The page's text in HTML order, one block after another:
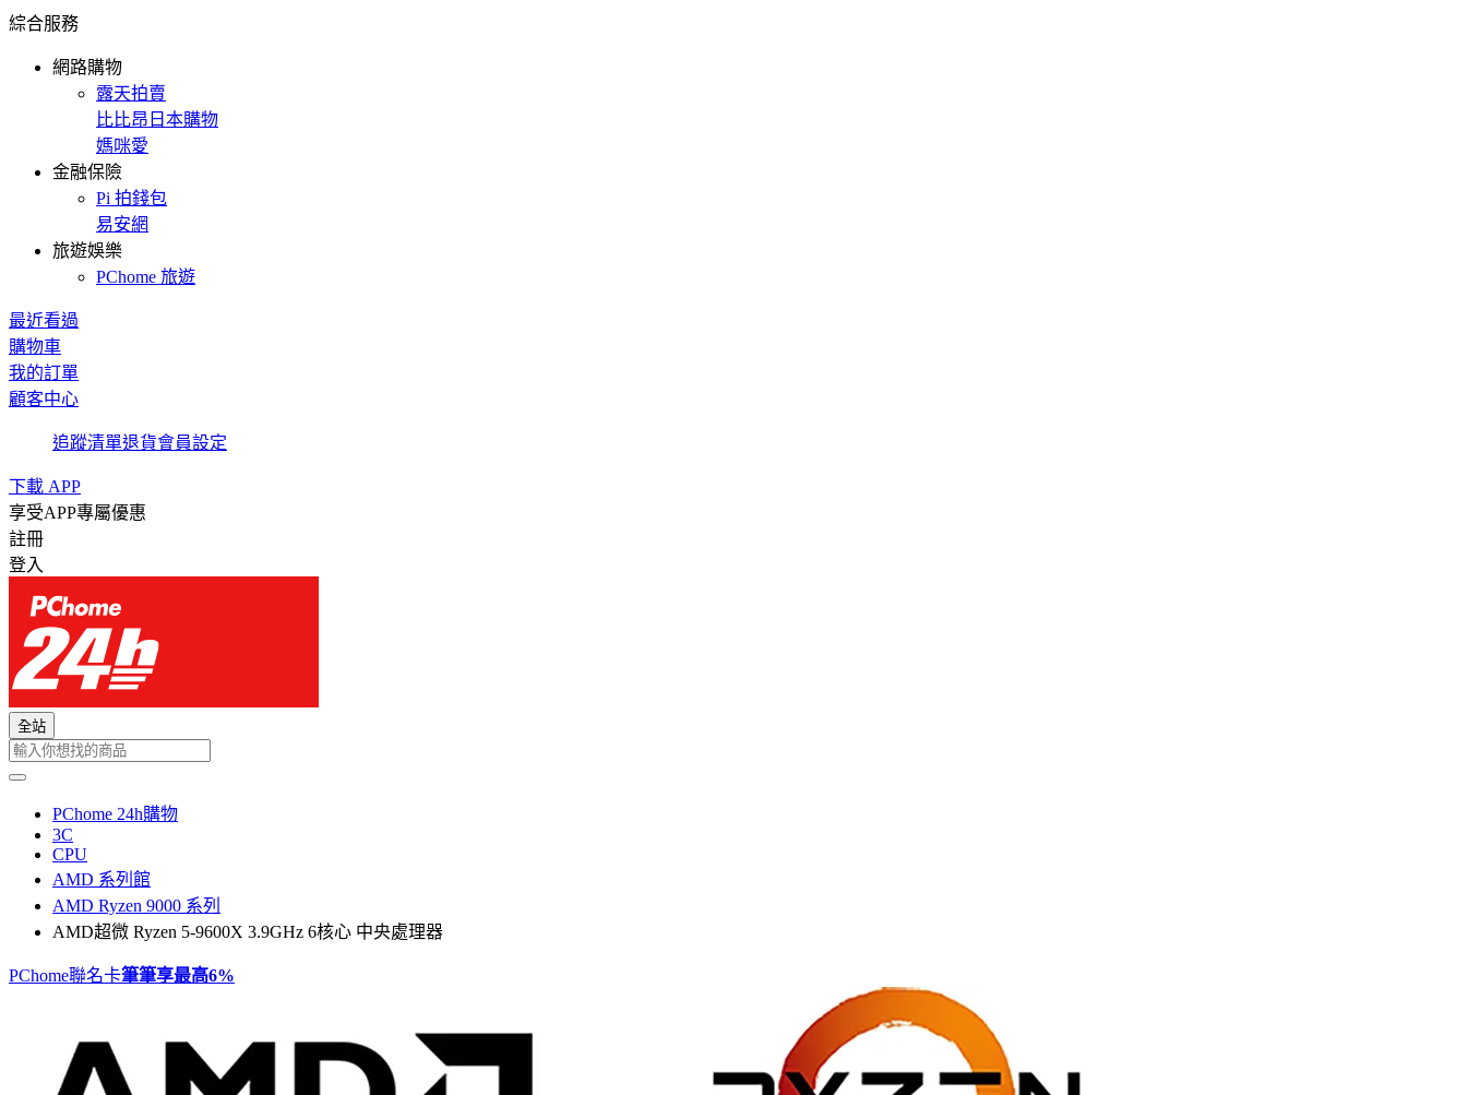
綜合服務
網路購物
露天拍賣
比比昂日本購物
媽咪愛
金融保險
Pi 拍錢包
易安網
旅遊娛樂
PChome 旅遊
最近看過
購物車
我的訂單
顧客中心
追蹤清單退貨會員設定
下載 APP
享受APP專屬優惠
註冊
登入
全站
PChome 24h購物
3C
CPU
AMD 系列館
AMD Ryzen 9000 系列
AMD超微 Ryzen 5-9600X 3.9GHz 6核心 中央處理器
PChome聯名卡筆筆享最高6%